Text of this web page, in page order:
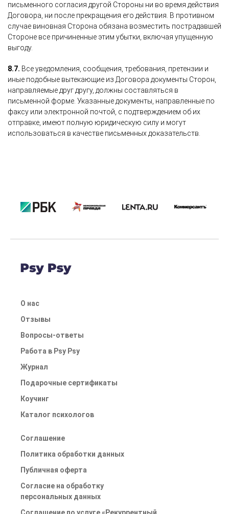
письменного согласия другой Стороны ни во время действия
Договора, ни после прекращения его действия. В противном
случае виновная Сторона обязана возместить пострадавшей
Стороне все причиненные этим убытки, включая упущенную
выгоду.
8.7. Все уведомления, сообщения, требования, претензии и
иные подобные вытекающие из Договора документы Сторон,
направляемые друг другу, должны составляться в
письменной форме. Указанные документы, направленные по
факсу или электронной почтой, с подтверждением об их
отправке, имеют полную юридическую силу и могут
использоваться в качестве письменных доказательств.
О нас
Отзывы
Вопросы-ответы
Работа в Psy Psy
Журнал
Подарочные сертификаты
Коучинг
Каталог психологов
Соглашение
Политика обработки данных
Публичная оферта
Согласие на обработку
персональных данных